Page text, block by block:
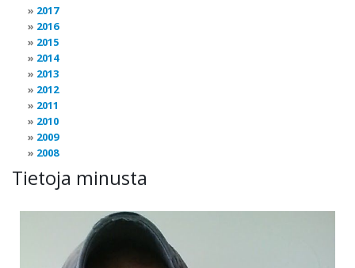
2017
2016
2015
2014
2013
2012
2011
2010
2009
2008
Tietoja minusta